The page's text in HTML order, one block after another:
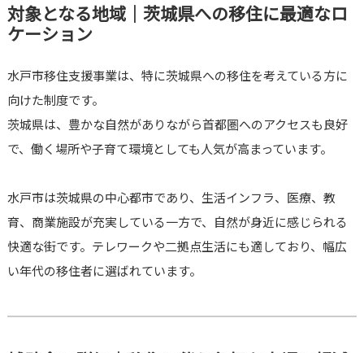
対象となる地域｜茨城県への移住に最適なロ
ケーション
水戸市移住支援事業は、特に茨城県への移住を考えている方に
向けた制度です。
茨城県は、豊かな自然がありながら首都圏へのアクセスも良好
で、働く場所や子育て環境としても人気が高まっています。
水戸市は茨城県の中心都市であり、生活インフラ、医療、教
育、商業施設が充実している一方で、自然が身近に感じられる
快適な街です。テレワークや二拠点生活にも適しており、幅広
い年代の移住者に選ばれています。